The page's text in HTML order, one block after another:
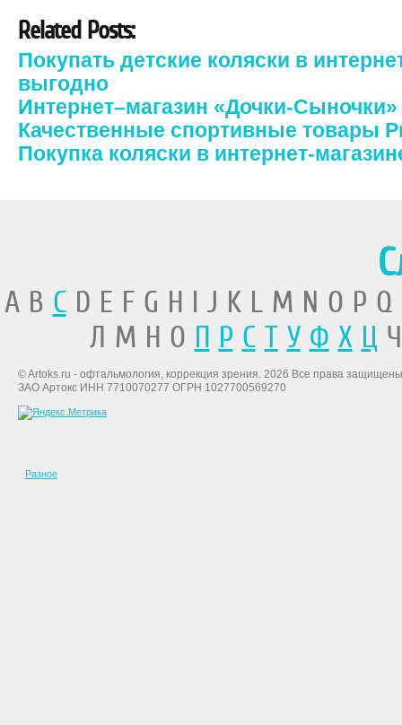
Related Posts:
Покупать детские коляски в
выгодно
Интернет–магазин «Дочки-Сыночки»
Качественные спортивные товары
Покупка коляски в интернет-
A B CD E F G H I J K L M N O P
Л М Н О П Р С Т У Ф Х Ц
© Artoks.ru - офтальмология, коррекция зрения. 2026 Все права
ЗАО Артокс ИНН 7710070277 ОГРН 1027700569270
Разное